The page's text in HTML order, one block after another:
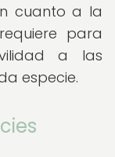
cuanto a la
para
a las
especie.